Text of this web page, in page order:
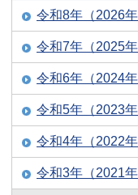
令和8年（2026
令和7年（2025
令和6年（2024
令和5年（2023
令和4年（2022
令和3年（2021